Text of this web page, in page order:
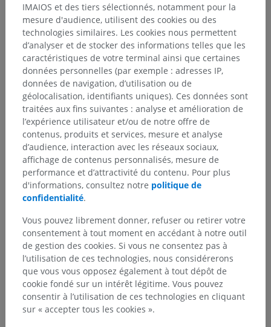
Neuroanatomie humaine
Traductions
Vous avez vu une erreur ?
N’hésitez pas à nous suggérer une correction, une
traduction, une amélioration de contenu.
TÉLÉCHARGEZ L'APPLI
IMAIOS et des tiers sélectionnés, notamment pour la
mesure d'audience, utilisent des cookies ou des
technologies similaires. Les cookies nous permettent
d’analyser et de stocker des informations telles que les
caractéristiques de votre terminal ainsi que certaines
données personnelles (par exemple : adresses IP,
données de navigation, d’utilisation ou de
géolocalisation, identifiants uniques). Ces données sont
traitées aux fins suivantes : analyse et amélioration de
l’expérience utilisateur et/ou de notre offre de
contenus, produits et services, mesure et analyse
d’audience, interaction avec les réseaux sociaux,
affichage de contenus personnalisés, mesure de
performance et d’attractivité du contenu. Pour plus
d'informations, consultez notre politique de
confidentialité.
Vous pouvez librement donner, refuser ou retirer votre
consentement à tout moment en accédant à notre outil
de gestion des cookies. Si vous ne consentez pas à
l’utilisation de ces technologies, nous considérerons
que vous vous opposez également à tout dépôt de
cookie fondé sur un intérêt légitime. Vous pouvez
consentir à l’utilisation de ces technologies en cliquant
sur « accepter tous les cookies ».